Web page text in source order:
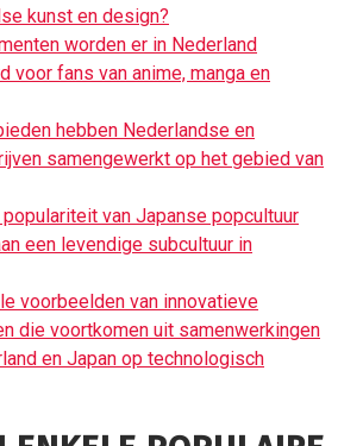
kunst en design?
worden er in Nederland
voor fans van anime, manga en
hebben Nederlandse en
samengewerkt op het gebied van
van Japanse popcultuur
een levendige subcultuur in
voorbeelden van innovatieve
die voortkomen uit samenwerkingen
en Japan op technologisch